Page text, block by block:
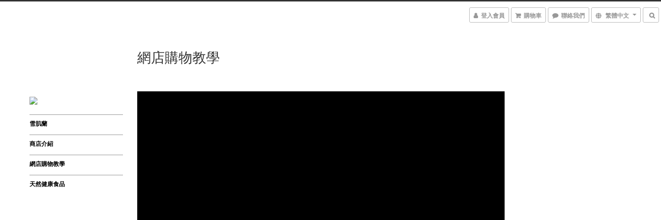
登入會員 購物車 聯絡我們 繁體中文
雪肌蘭
商店介紹
網店購物教學
天然健康食品
網店購物教學